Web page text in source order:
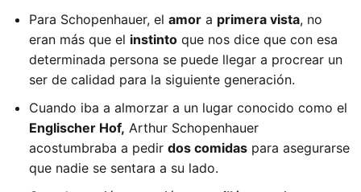
Para Schopenhauer, el amor a primera vista, no
eran más que el instinto que nos dice que con esa
determinada persona se puede llegar a procrear un
ser de calidad para la siguiente generación.
Cuando iba a almorzar a un lugar conocido como el
Englischer Hof, Arthur Schopenhauer
acostumbraba a pedir dos comidas para asegurarse
que nadie se sentara a su lado.